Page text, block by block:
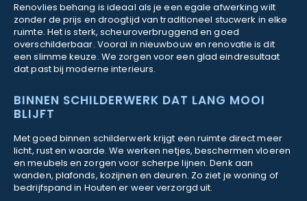
Renovlies behang is ideaal als je een egale afwerking wilt
zonder de prijs en droogtijd van traditioneel stucwerk in elke
ruimte. Het is sterk, scheuroverbruggend en goed
overschilderbaar. Vooral in nieuwbouw en renovatie is dit
een slimme keuze. We zorgen voor een glad eindresultaat
dat past bij moderne interieurs.
BINNEN SCHILDERWERK DAT LANG MOOI
BLIJFT
Met goed binnen schilderwerk krijgt een ruimte direct meer
licht, rust en waarde. We werken netjes, beschermen vloeren
en meubels en zorgen voor scherpe lijnen. Denk aan
wanden, plafonds, kozijnen en deuren. Zo ziet je woning of
bedrijfspand in Houten er weer verzorgd uit.